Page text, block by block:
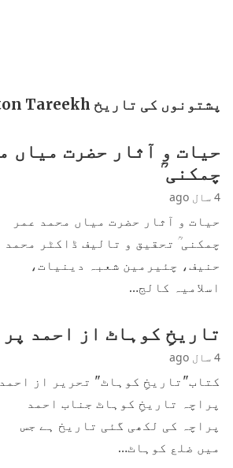
پشتونوں کی تاریخ Pashton Tareekh
حیات و آثار حضرت میاں
چمکنی ؒ
4 سال ago
حیات و آثار حضرت میاں محمد عمر
چمکنی ؒ تحقیق و تالیف ڈاکٹر محمد
حنیف، چئیرمین شعبہ دینیات،
اسلامیہ کالج…
تاریخِ کوہاٹ از احمد
4 سال ago
کتاب"تاریخِ کوہاٹ" تحریر از احمد
پراچہ تاریخِ کوہاٹ جناب احمد
پراچہ کی لکھی گئی تاریخ ہے جس
میں ضلع کوہاٹ…